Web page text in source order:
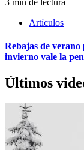
Artículos
Rebajas de verano
invierno vale la
Últimos